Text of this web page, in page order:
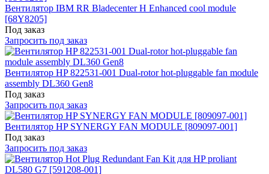
Вентилятор IBM RR Bladecenter H Enhanced cool module
[68Y8205]
Под заказ
Запросить под заказ
Вентилятор HP 822531-001 Dual-rotor hot-pluggable fan module
assembly DL360 Gen8
Под заказ
Запросить под заказ
Вентилятор HP SYNERGY FAN MODULE [809097-001]
Под заказ
Запросить под заказ